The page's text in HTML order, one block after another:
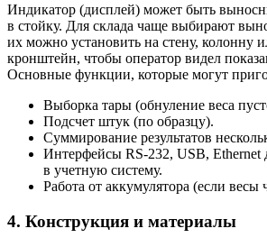
Индикатор (дисплей) может быть
в стойку. Для склада чаще выбирают
их можно установить на стену, колонну
кронштейн, чтобы оператор видел
Основные функции, которые могут
Выборка тары (обнуление веса
Подсчет штук (по образцу).
Суммирование результатов
Интерфейсы RS-232, USB, Ethernet
в учетную систему.
Работа от аккумулятора (если
4. Конструкция и материалы